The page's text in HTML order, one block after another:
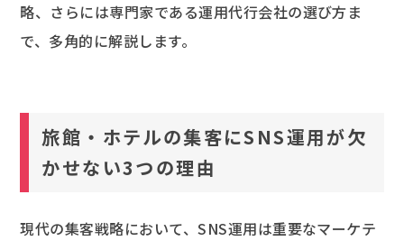
略、さらには専門家である運用代行会社の選び方ま
で、多角的に解説します。
旅館・ホテルの集客にSNS運用が欠
かせない3つの理由
現代の集客戦略において、SNS運用は重要なマーケテ